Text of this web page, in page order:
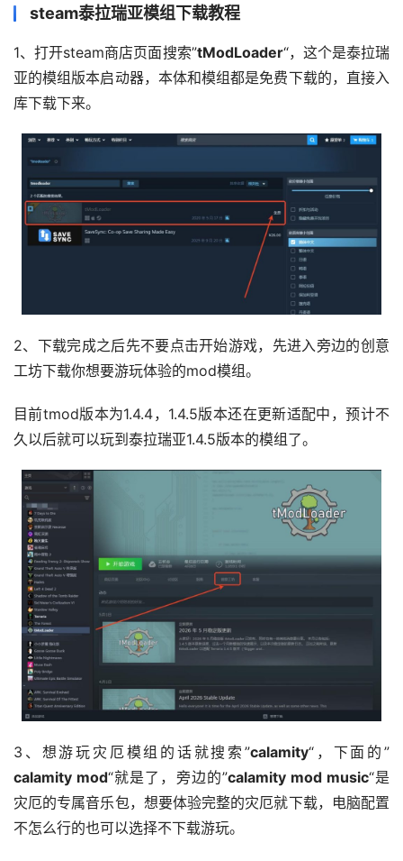
steam泰拉瑞亚模组下载教程
1、打开steam商店页面搜索”tModLoader“，这个是泰拉瑞
亚的模组版本启动器，本体和模组都是免费下载的，直接入
库下载下来。
2、下载完成之后先不要点击开始游戏，先进入旁边的创意
工坊下载你想要游玩体验的mod模组。
目前tmod版本为1.4.4，1.4.5版本还在更新适配中，预计不
久以后就可以玩到泰拉瑞亚1.4.5版本的模组了。
3、想游玩灾厄模组的话就搜索”calamity“，下面的”
calamity mod“就是了，旁边的”calamity mod music“是
灾厄的专属音乐包，想要体验完整的灾厄就下载，电脑配置
不怎么行的也可以选择不下载游玩。